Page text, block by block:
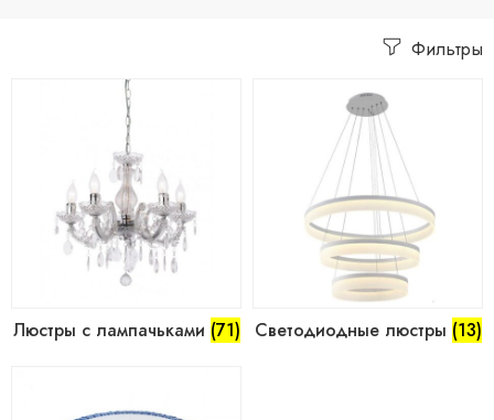
Фильтры
Люстры с лампачьками (71) Светодиодные люстры (13)